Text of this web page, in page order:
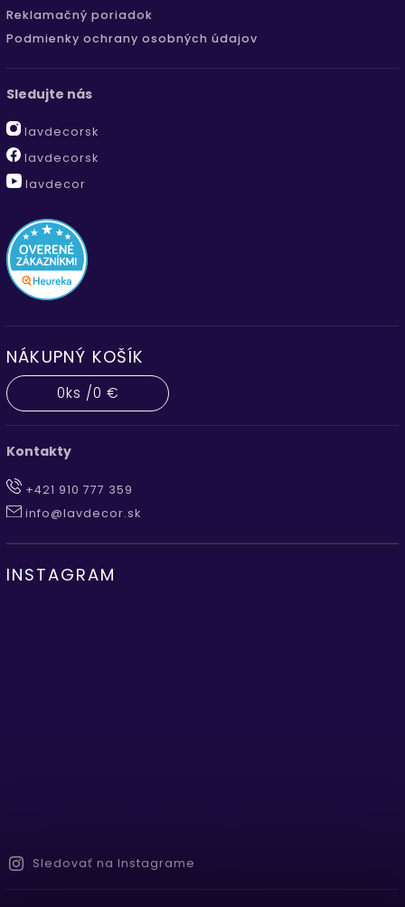
Reklamačný poriadok
Podmienky ochrany osobných údajov
Sledujte nás
lavdecorsk
lavdecorsk
lavdecor
NÁKUPNÝ KOŠÍK
0ks /0 €
Kontakty
+421 910 777 359
info@lavdecor.sk
INSTAGRAM
Sledovať na Instagrame